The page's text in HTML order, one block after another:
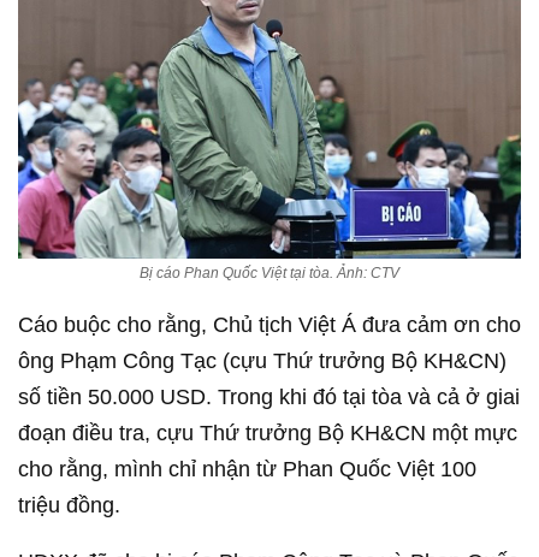
Bị cáo Phan Quốc Việt tại tòa. Ảnh: CTV
Cáo buộc cho rằng, Chủ tịch Việt Á đưa cảm ơn cho
ông Phạm Công Tạc (cựu Thứ trưởng Bộ KH&CN)
số tiền 50.000 USD. Trong khi đó tại tòa và cả ở giai
đoạn điều tra, cựu Thứ trưởng Bộ KH&CN một mực
cho rằng, mình chỉ nhận từ Phan Quốc Việt 100
triệu đồng.